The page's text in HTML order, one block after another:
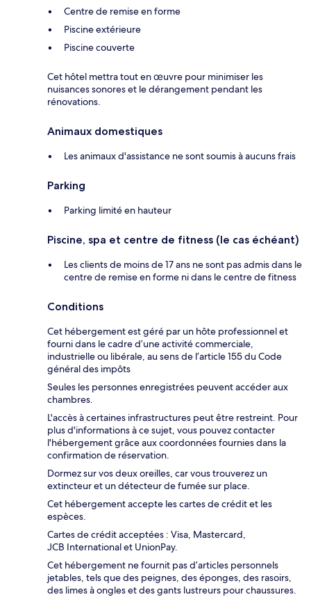
Centre de remise en forme
Piscine extérieure
Piscine couverte
Cet hôtel mettra tout en œuvre pour minimiser les
nuisances sonores et le dérangement pendant les
rénovations.
Animaux domestiques
Les animaux d'assistance ne sont soumis à aucuns frais
Parking
Parking limité en hauteur
Piscine, spa et centre de fitness (le cas échéant)
Les clients de moins de 17 ans ne sont pas admis dans le
centre de remise en forme ni dans le centre de fitness
Conditions
Cet hébergement est géré par un hôte professionnel et
fourni dans le cadre d’une activité commerciale,
industrielle ou libérale, au sens de l’article 155 du Code
général des impôts
Seules les personnes enregistrées peuvent accéder aux
chambres.
L'accès à certaines infrastructures peut être restreint. Pour
plus d'informations à ce sujet, vous pouvez contacter
l'hébergement grâce aux coordonnées fournies dans la
confirmation de réservation.
Dormez sur vos deux oreilles, car vous trouverez un
extincteur et un détecteur de fumée sur place.
Cet hébergement accepte les cartes de crédit et les
espèces.
Cartes de crédit acceptées : Visa, Mastercard,
JCB International et UnionPay.
Cet hébergement ne fournit pas d’articles personnels
jetables, tels que des peignes, des éponges, des rasoirs,
des limes à ongles et des gants lustreurs pour chaussures.